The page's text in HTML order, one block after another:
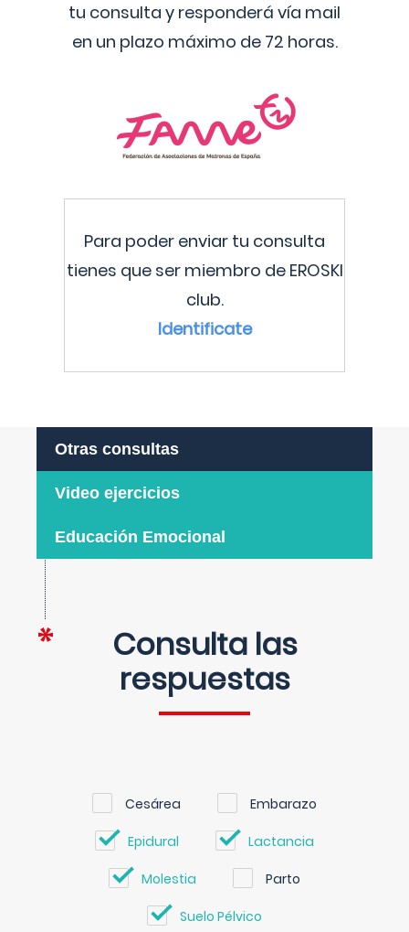
tu consulta y responderá vía mail
en un plazo máximo de 72 horas.
Para poder enviar tu consulta
tienes que ser miembro de EROSKI
club.
Identificate
Otras consultas
Video ejercicios
Educación Emocional
Consulta las
respuestas
Cesárea Embarazo
Epidural Lactancia
Molestia Parto
Suelo Pélvico